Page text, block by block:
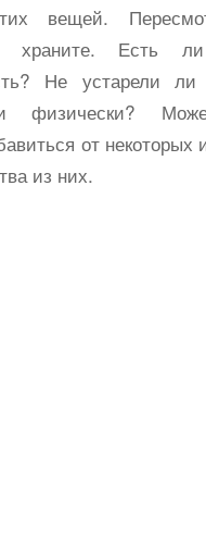
вещей.
храните. Есть
Не устарели
физически?
от некоторых
из них.